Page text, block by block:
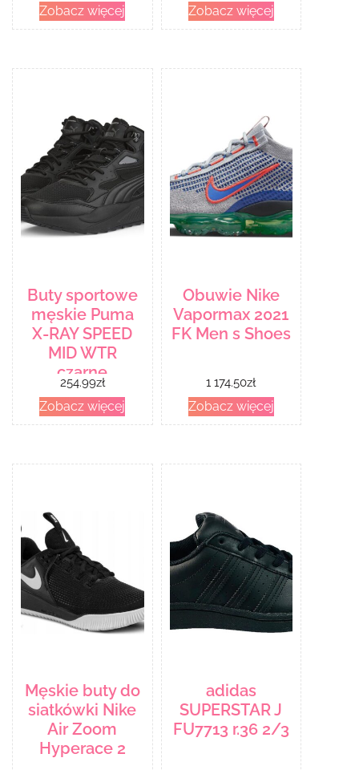
Zobacz więcej Zobacz więcej
Buty sportowe
męskie Puma
X-RAY SPEED
MID WTR
czarne
38586901
254.99zł
Zobacz więcej
Obuwie Nike
Vapormax 2021
FK Men s Shoes
1 174.50zł
Zobacz więcej
Męskie buty do
siatkówki Nike
Air Zoom
Hyperace 2
adidas
SUPERSTAR J
FU7713 r.36 2/3